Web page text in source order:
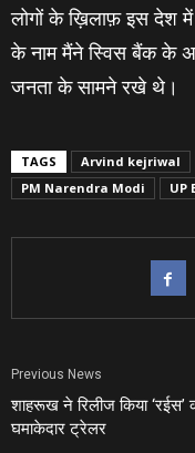
लोगों के ख़िलाफ़ इस देश में
के नाम मैंने स्विस बैंक के
जनता के सामने रखे थे।
TAGS Arvind kejriwal
PM Narendra Modi
UP
Previous News
शाहरूख ने रिलीज किया ‘रईस’
घमाकेदार ट्रेलर